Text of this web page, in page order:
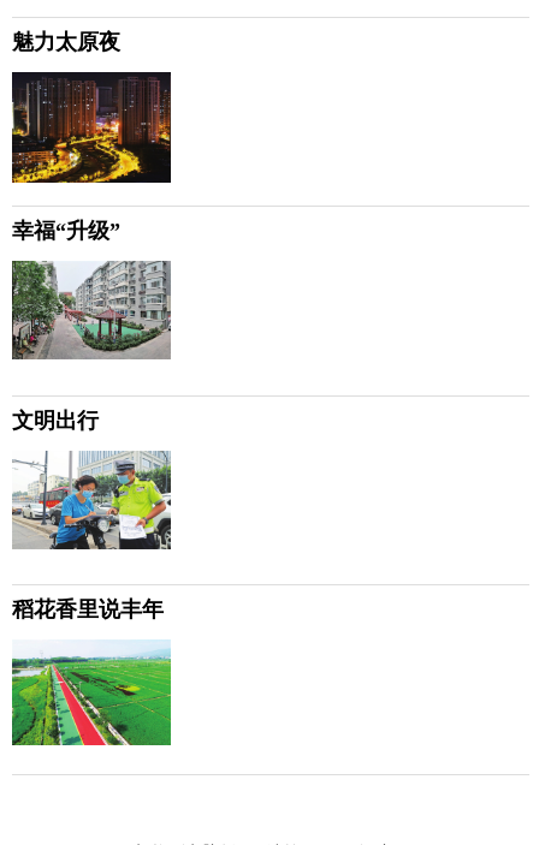
魅力太原夜
幸福“升级”
文明出行
稻花香里说丰年